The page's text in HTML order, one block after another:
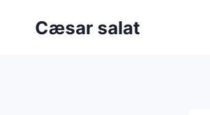
Cæsar salat